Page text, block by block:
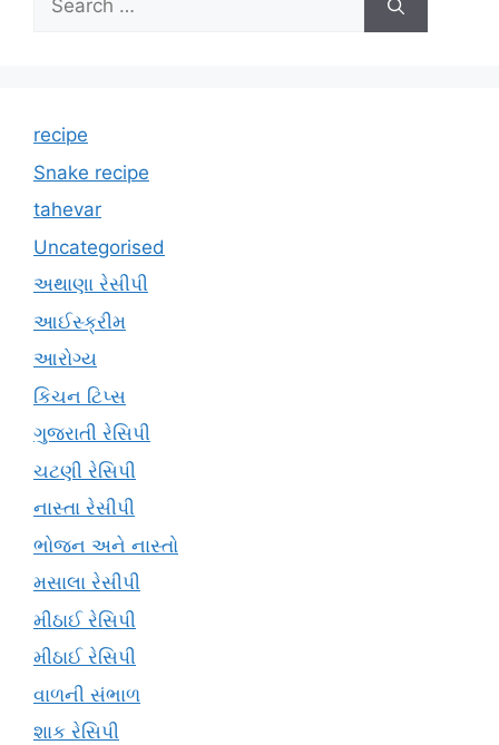
for:
recipe
Snake recipe
tahevar
Uncategorised
અથાણા રેસીપી
આઈસ્ક્રીમ
આરોગ્ય
કિચન ટિપ્સ
ગુજરાતી રેસિપી
ચટણી રેસિપી
નાસ્તા રેસીપી
ભોજન અને નાસ્તો
મસાલા રેસીપી
મીઠાઈ રેસિપી
મીઠાઈ રેસિપી
વાળની સંભાળ
શાક રેસિપી